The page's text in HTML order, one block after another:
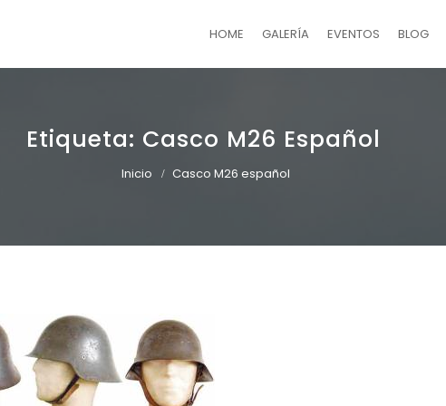
HOME GALERÍA EVENTOS BLOG
Etiqueta: Casco M26 Español
Inicio Casco M26 español